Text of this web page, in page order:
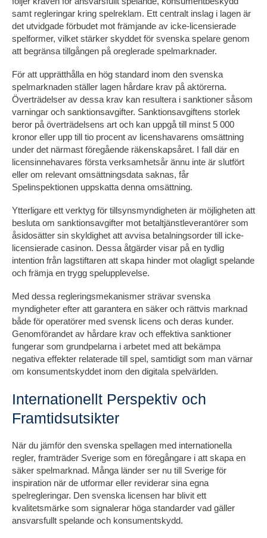
samt regleringar kring spelreklam. Ett centralt inslag i lagen är
det utvidgade förbudet mot främjande av icke-licensierade
spelformer, vilket stärker skyddet för svenska spelare genom
att begränsa tillgången på oreglerade spelmarknader.
För att upprätthålla en hög standard inom den svenska
spelmarknaden ställer lagen hårdare krav på aktörerna.
Överträdelser av dessa krav kan resultera i sanktioner såsom
varningar och sanktionsavgifter. Sanktionsavgiftens storlek
beror på överträdelsens art och kan uppgå till minst 5 000
kronor eller upp till tio procent av licenshavarens omsättning
under det närmast föregående räkenskapsåret. I fall där en
licensinnehavares första verksamhetsår ännu inte är slutfört
eller om relevant omsättningsdata saknas, får
Spelinspektionen uppskatta denna omsättning.
Ytterligare ett verktyg för tillsynsmyndigheten är möjligheten att
besluta om sanktionsavgifter mot betaltjänstleverantörer som
åsidosätter sin skyldighet att avvisa betalningsorder till icke-
licensierade casinon. Dessa åtgärder visar på en tydlig
intention från lagstiftaren att skapa hinder mot olagligt spelande
och främja en trygg spelupplevelse.
Med dessa regleringsmekanismer strävar svenska
myndigheter efter att garantera en säker och rättvis marknad
både för operatörer med svensk licens och deras kunder.
Genomförandet av hårdare krav och effektiva sanktioner
fungerar som grundpelarna i arbetet med att bekämpa
negativa effekter relaterade till spel, samtidigt som man värnar
om konsumentskyddet inom den digitala spelvärlden.
Internationellt Perspektiv och
Framtidsutsikter
När du jämför den svenska spellagen med internationella
regler, framträder Sverige som en föregångare i att skapa en
säker spelmarknad. Många länder ser nu till Sverige för
inspiration när de utformar eller reviderar sina egna
spelregleringar. Den svenska licensen har blivit ett
kvalitetsmärke som signalerar höga standarder vad gäller
ansvarsfullt spelande och konsumentskydd.